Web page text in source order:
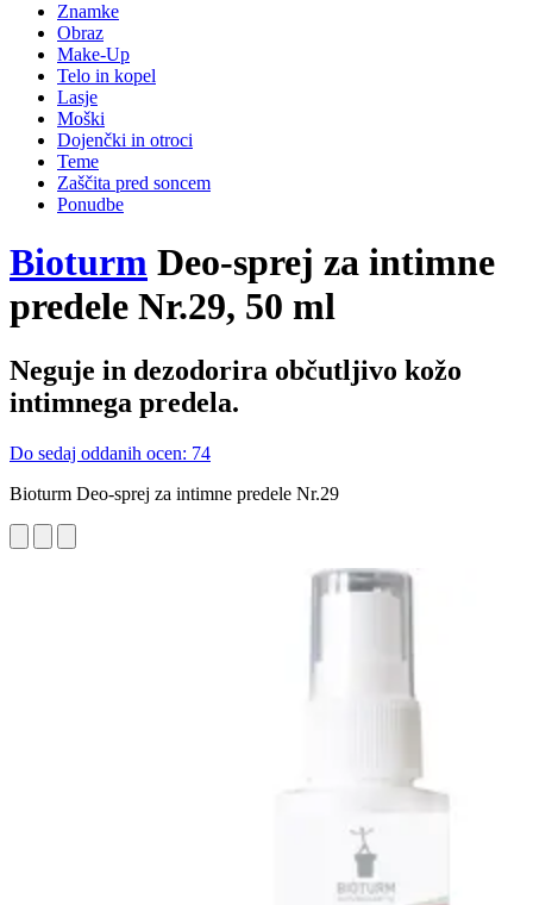
Znamke
Obraz
Make-Up
Telo in kopel
Lasje
Moški
Dojenčki in otroci
Teme
Zaščita pred soncem
Ponudbe
Bioturm Deo-sprej za intimne
predele Nr.29, 50 ml
Neguje in dezodorira občutljivo kožo
intimnega predela.
Do sedaj oddanih ocen: 74
Bioturm Deo-sprej za intimne predele Nr.29